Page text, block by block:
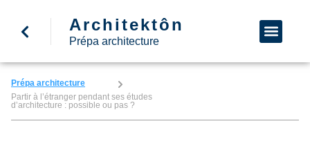
Architektôn
Prépa architecture
Prépa architecture
Partir à l’étranger pendant ses études
d’architecture : possible ou pas ?